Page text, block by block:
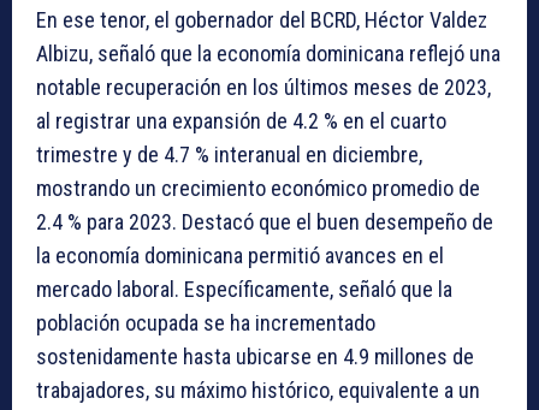
En ese tenor, el gobernador del BCRD, Héctor Valdez
Albizu, señaló que la economía dominicana reflejó una
notable recuperación en los últimos meses de 2023,
al registrar una expansión de 4.2 % en el cuarto
trimestre y de 4.7 % interanual en diciembre,
mostrando un crecimiento económico promedio de
2.4 % para 2023. Destacó que el buen desempeño de
la economía dominicana permitió avances en el
mercado laboral. Específicamente, señaló que la
población ocupada se ha incrementado
sostenidamente hasta ubicarse en 4.9 millones de
trabajadores, su máximo histórico, equivalente a un